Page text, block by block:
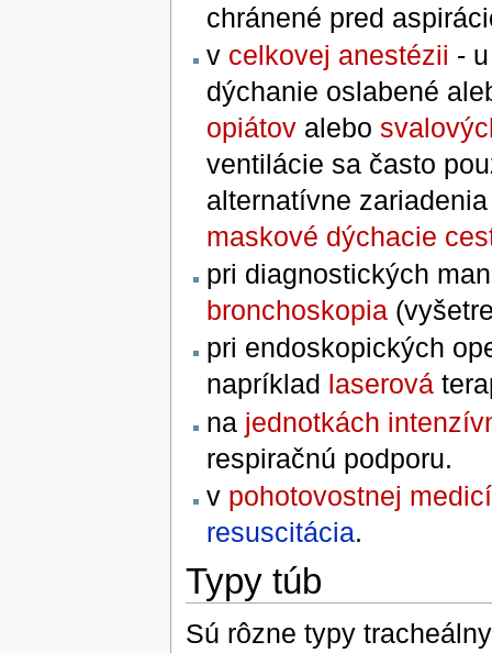
chránené pred
v celkovej anestézii -
dýchanie oslabené
opiátovalebo
ventilácie sa často
alternatívne
maskové dýchacie
pri diagnostických
bronchoskopia
pri endoskopických
napríklad laserová
na jednotkách
respiračnú podporu.
v pohotovostnej
resuscitácia.
Typy túb
Sú rôzne typy